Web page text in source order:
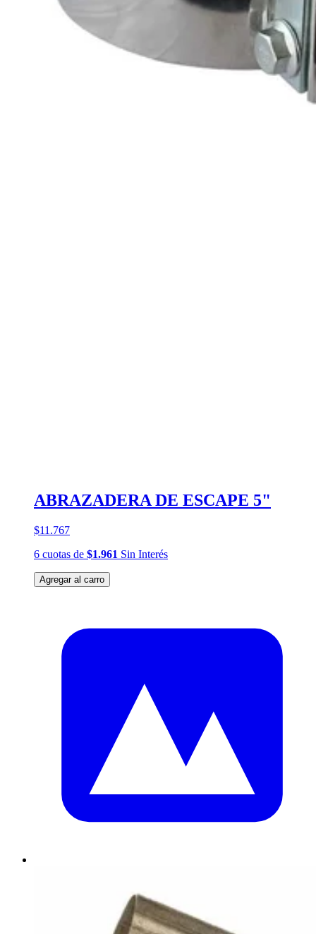
ABRAZADERA DE ESCAPE 5"
$11.767
6 cuotas de $1.961 Sin Interés
Agregar al carro